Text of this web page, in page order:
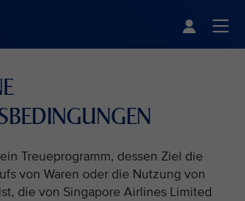
Treueprogramm, dessen Ziel die
von Waren oder die Nutzung von
die von Singapore Airlines Limited